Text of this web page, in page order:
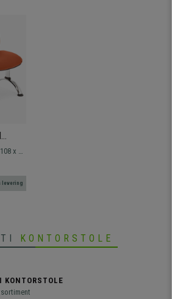
x 50
i flere
levering
KONTORSTOLE